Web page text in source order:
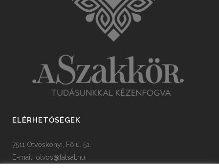
ELÉRHETŐSÉGEK
7511 Ötvöskónyi, Fő u. 51.
E-mail: otvos@latsat.hu